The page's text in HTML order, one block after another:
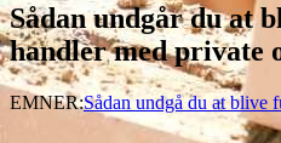
Sådan undgår du at
handler med private
EMNER:Sådan undgå du at blive